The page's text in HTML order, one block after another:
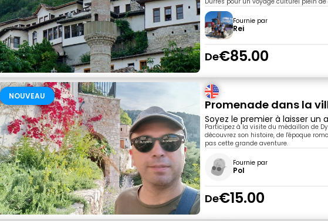
Fournie par
Rei
De€85.00
NOUVEAU
Promenade dans la
Soyez le premier à laisser un
Participez à la visite du médaillon de
découvrez son histoire, de l'époque
pas cette grande aventure.
Fournie par
Pol
De€15.00